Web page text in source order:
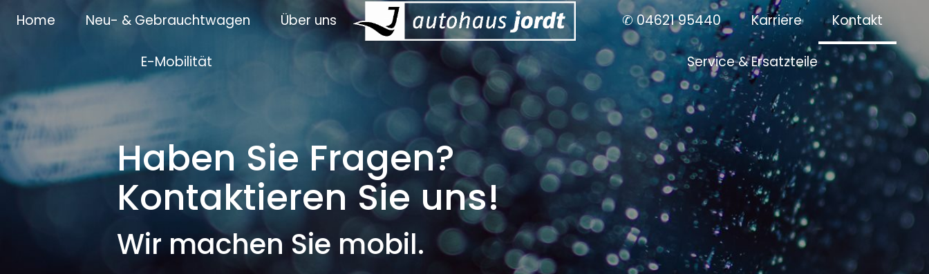
Home Neu- & Gebrauchtwagen Über uns
E-Mobilität
✆ 04621 95440 Karriere Kontakt
Service & Ersatzteile
Haben Sie Fragen?
Kontaktieren Sie uns!
Wir machen Sie mobil.